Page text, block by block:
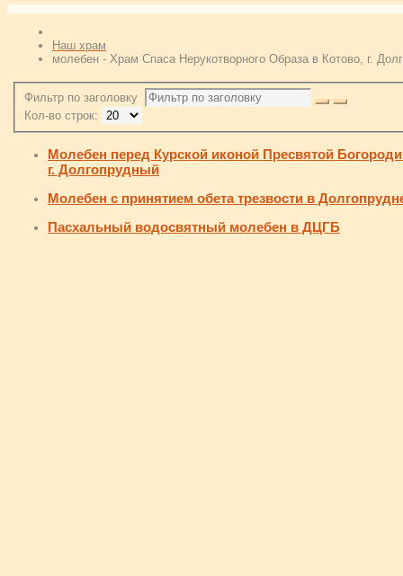
Наш храм
молебен - Храм Спаса Нерукотворного Образа в Котово, г.
Фильтр по заголовку
Кол-во строк:
Молебен перед Курской иконой Пресвятой
г. Долгопрудный
Молебен с принятием обета трезвости в
Пасхальный водосвятный молебен в ДЦГБ